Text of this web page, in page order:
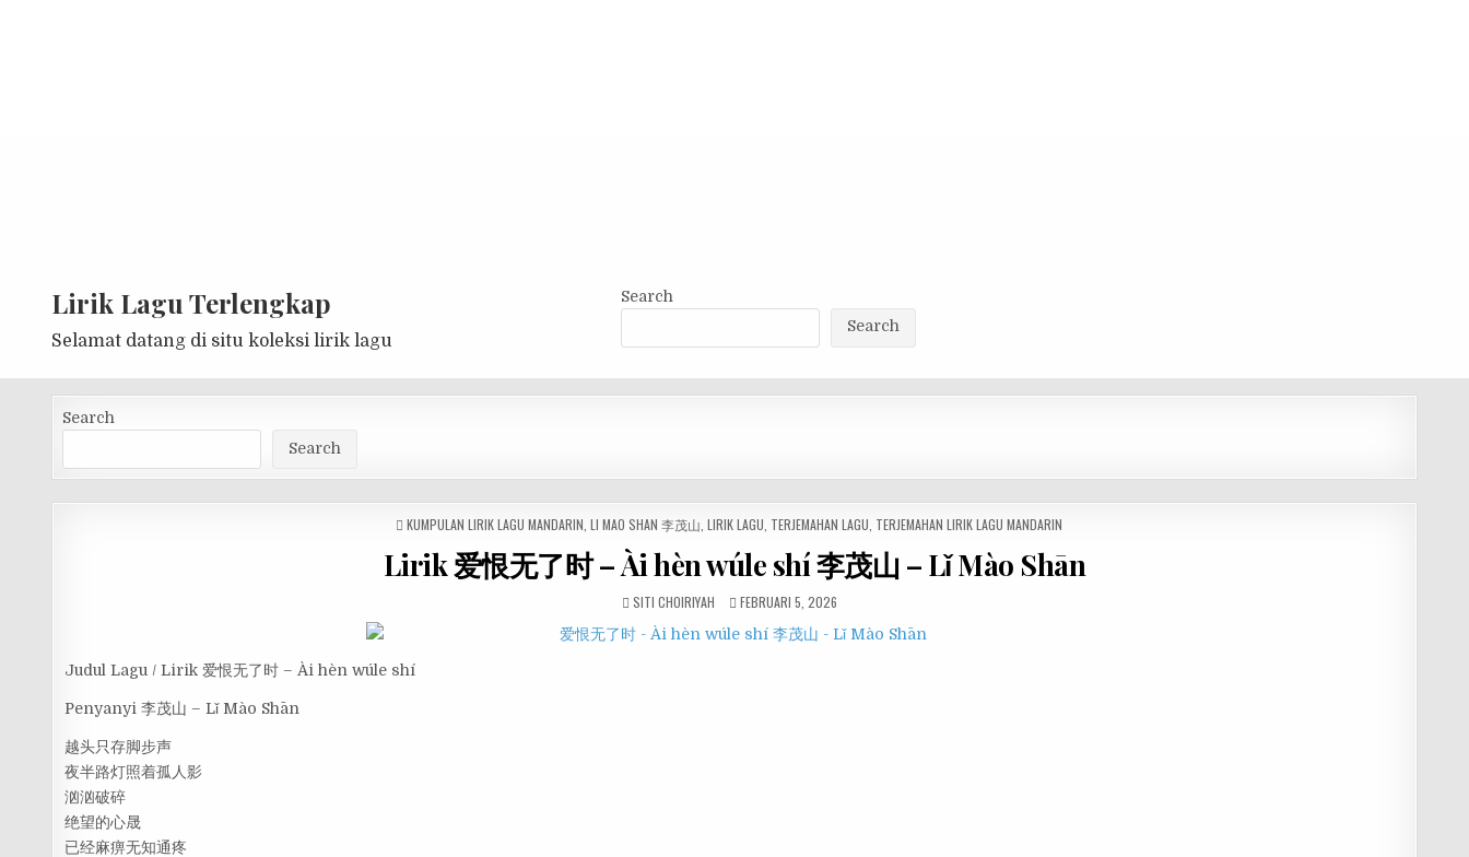
Lirik Lagu Terlengkap
Selamat datang di situ koleksi lirik lagu
Search
Search
Search
Search
POSTED
KUMPULAN LIRIK LAGU MANDARIN LI MAO SHAN 李茂山 LIRIK LAGU TERJEMAHAN LAGU TERJEMAHAN LIRIK LAGU MANDARIN
Lirik 爱恨无了时 – Ài hèn wúle shí 李茂山 – Lǐ Mào Shān
SITI CHOIRIYAH FEBRUARI 5, 2026
Judul Lagu / Lirik 爱恨无了时 – Ài hèn wúle shí
Penyanyi 李茂山 – Lǐ Mào Shān
越头只存脚步声
夜半路灯照着孤人影
汹汹破碎
绝望的心晟
已经麻痹无知通疼